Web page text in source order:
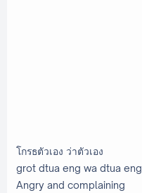
โกรธตัวเอง ว่าตัวเอง
grot dtua eng wa dtua eng
Angry and complaining